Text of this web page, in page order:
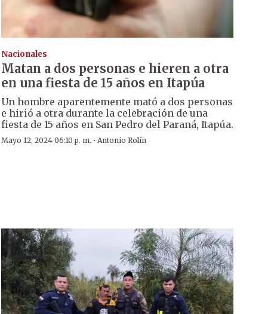
Nacionales
Matan a dos personas e hieren a otra
en una fiesta de 15 años en Itapúa
Un hombre aparentemente mató a dos personas
e hirió a otra durante la celebración de una
fiesta de 15 años en San Pedro del Paraná, Itapúa.
Mayo 12, 2024 06:10 p. m. · Antonio Rolín